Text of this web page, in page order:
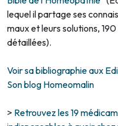
lequel il partage ses
maux et leurs solutions,
détaillées).
Voir sa bibliographie aux
Son blog Homeomalin
> Retrouvez les 19